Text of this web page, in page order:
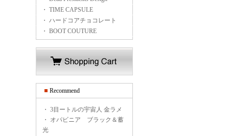
・ TIME CAPSULE
・ ハードコアチョコレート
・ BOOT COUTURE
Recommend
・ 3目ートルの宇宙人 金ラメ
・ オパビニア ブラック＆蓄
光